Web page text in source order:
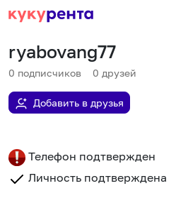
ryabovang77
0 подписчиков 0 друзей
Добавить в друзья
Телефон подтвержден
Личность подтверждена